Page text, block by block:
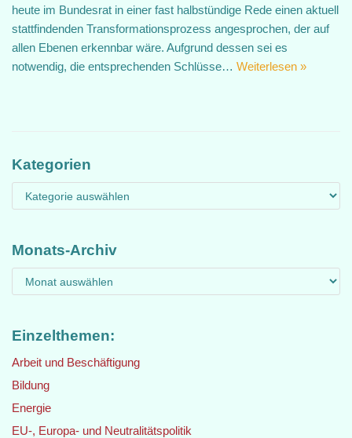
heute im Bundesrat in einer fast halbstündige Rede einen aktuell
stattfindenden Transformationsprozess angesprochen, der auf
allen Ebenen erkennbar wäre. Aufgrund dessen sei es
notwendig, die entsprechenden Schlüsse… Weiterlesen »
Kategorien
Monats-Archiv
Einzelthemen:
Arbeit und Beschäftigung
Bildung
Energie
EU-, Europa- und Neutralitätspolitik